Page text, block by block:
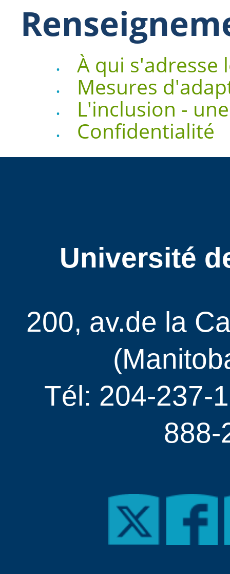
À qui s'adresse
Mesures
L'inclusion -
Confidentialité
Université
200, av.de la
Tél: 204-237-
888-